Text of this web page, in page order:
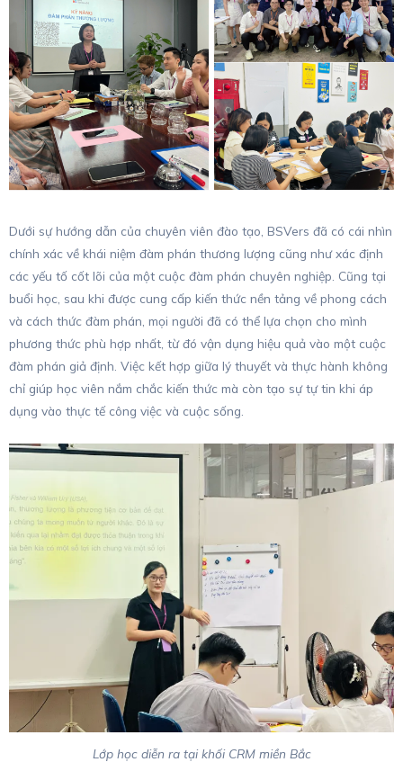
Dưới sự hướng dẫn của chuyên viên đào tạo, BSVers đã có cái nhìn
chính xác về khái niệm đàm phán thương lượng cũng như xác định
các yếu tố cốt lõi của một cuộc đàm phán chuyên nghiệp. Cũng tại
buổi học, sau khi được cung cấp kiến thức nền tảng về phong cách
và cách thức đàm phán, mọi người đã có thể lựa chọn cho mình
phương thức phù hợp nhất, từ đó vận dụng hiệu quả vào một cuộc
đàm phán giả định. Việc kết hợp giữa lý thuyết và thực hành không
chỉ giúp học viên nắm chắc kiến thức mà còn tạo sự tự tin khi áp
dụng vào thực tế công việc và cuộc sống.
Lớp học diễn ra tại khối CRM miền Bắc